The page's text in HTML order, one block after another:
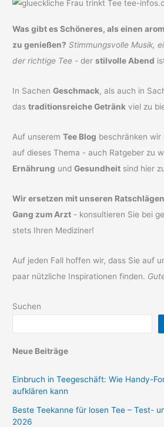
Was gibt es Schöneres, als einen
zu genießen? Stimmungsvolle Musik,
der richtige Tee - derstilvolle Abend
In SachenGeschmack, als auch in
dastraditionsreiche Getränk viel zu
Auf unseremTee Blog beschränken
auf dieses Thema - auch Ratgeber zu
Ernährung undGesundheit sind hier
Wir ersetzen mit unseren
Gang zum Arzt - konsultieren Sie bei
stets Ihren Mediziner!
Auf jeden Fall hoffen wir, dass Sie auf
paar nützliche Inspirationen finden.
Suchen
Neue Beiträge
Einbruch in Teegeschäft: Wie Handy-
aufklären kann
Beste Teekanne für losen Tee – Test-
2026